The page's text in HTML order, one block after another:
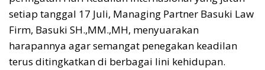
setiap tanggal 17 Juli, Managing Partner Basuki Law
Firm, Basuki SH.,MM.,MH, menyuarakan
harapannya agar semangat penegakan keadilan
terus ditingkatkan di berbagai lini kehidupan.